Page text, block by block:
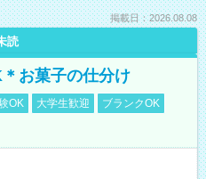
掲載日：2026.08.08
読
お菓子の仕分け
OK 大学生歓迎
ブランクOK